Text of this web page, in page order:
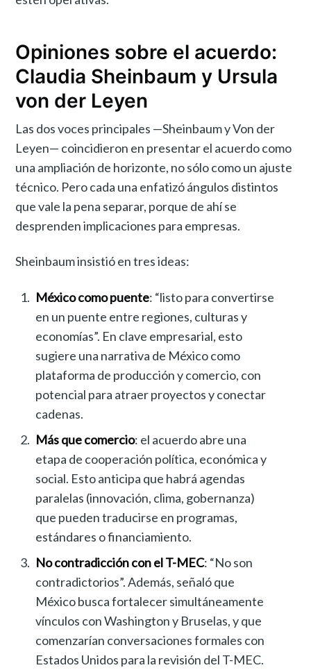
Opiniones sobre el acuerdo:
Claudia Sheinbaum y Ursula
von der Leyen
Las dos voces principales —Sheinbaum y Von der
Leyen— coincidieron en presentar el acuerdo como
una ampliación de horizonte, no sólo como un ajuste
técnico. Pero cada una enfatizó ángulos distintos
que vale la pena separar, porque de ahí se
desprenden implicaciones para empresas.
Sheinbaum insistió en tres ideas:
México como puente: “listo para convertirse
en un puente entre regiones, culturas y
economías”. En clave empresarial, esto
sugiere una narrativa de México como
plataforma de producción y comercio, con
potencial para atraer proyectos y conectar
cadenas.
Más que comercio: el acuerdo abre una
etapa de cooperación política, económica y
social. Esto anticipa que habrá agendas
paralelas (innovación, clima, gobernanza)
que pueden traducirse en programas,
estándares o financiamiento.
No contradicción con el T-MEC: “No son
contradictorios”. Además, señaló que
México busca fortalecer simultáneamente
vínculos con Washington y Bruselas, y que
comenzarían conversaciones formales con
Estados Unidos para la revisión del T-MEC.